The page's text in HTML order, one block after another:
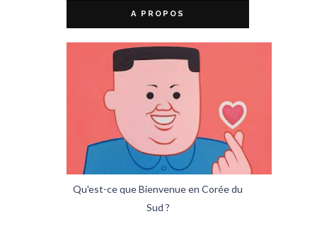
A PROPOS
Qu'est-ce que Bienvenue en Corée du
Sud ?